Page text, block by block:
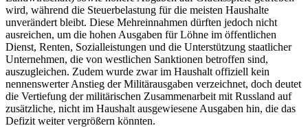
wird, während die Steuerbelastung für die meisten Haushalte
unverändert bleibt. Diese Mehreinnahmen dürften jedoch nicht
ausreichen, um die hohen Ausgaben für Löhne im öffentlichen
Dienst, Renten, Sozialleistungen und die Unterstützung staatlicher
Unternehmen, die von westlichen Sanktionen betroffen sind,
auszugleichen. Zudem wurde zwar im Haushalt offiziell kein
nennenswerter Anstieg der Militärausgaben verzeichnet, doch deutet
die Vertiefung der militärischen Zusammenarbeit mit Russland auf
zusätzliche, nicht im Haushalt ausgewiesene Ausgaben hin, die das
Defizit weiter vergrößern könnten.